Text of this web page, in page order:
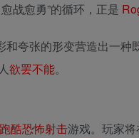
战愈勇”的循环，正是
和夸张的形变营造出一种
欲罢不能。
跑酷恐怖射击游戏。玩家